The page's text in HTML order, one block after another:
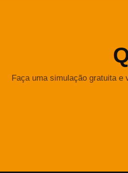
Faça uma simulação gratuita e